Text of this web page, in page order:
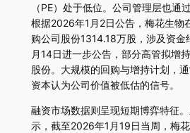
（PE）处于低位。公司管理层也通
根据2026年1月2日公告，梅花生物
购公司股份1314.18万股，涉及资
月14日进一步公告，部分高管拟增
股份。大规模的回购与增持计划，
资本认为公司价值被低估的信号。
融资市场数据则呈现短期博弈特征
示，截至2026年1月19日当周，梅